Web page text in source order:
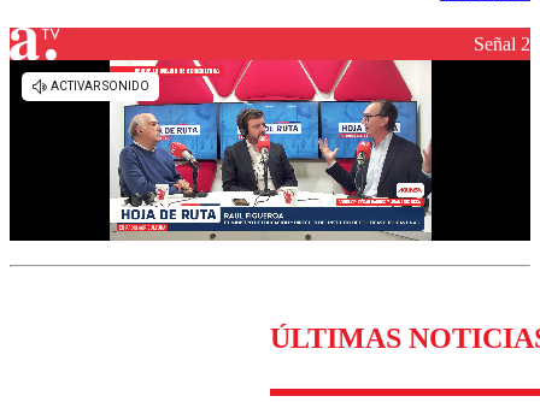
Señal 2
ÚLTIMAS